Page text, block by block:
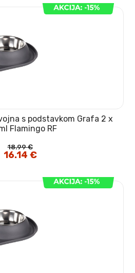
s podstavkom Grafa 2 x
Flamingo RF
18.99€
Izvirna
cena
16.14 €Trenutna
cena